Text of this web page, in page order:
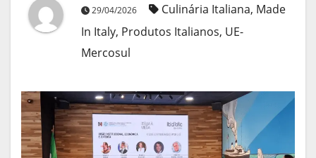
29/04/2026 Culinária Italiana, Made
In Italy, Produtos Italianos, UE-
Mercosul